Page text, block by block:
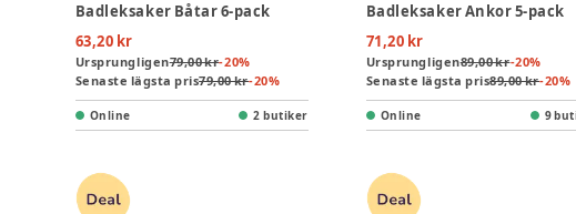
Badleksaker Båtar 6-pack
63,20 kr
Ursprungligen79,00 kr-20%
Senaste lägsta pris79,00 kr-20%
Online 2 butiker
Badleksaker Ankor 5-pack
71,20 kr
Ursprungligen89,00 kr-20%
Senaste lägsta pris89,00 kr-20%
Online 9